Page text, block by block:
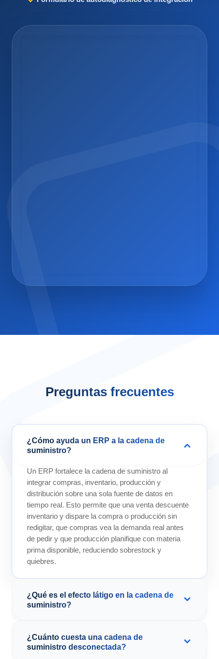
Preguntas frecuentes
¿Cómo ayuda un ERP a la cadena de
suministro?
Un ERP fortalece la cadena de suministro al
integrar compras, inventario, producción y
distribución sobre una sola fuente de datos en
tiempo real. Esto permite que una venta descuente
inventario y dispare la compra o producción sin
redigitar, que compras vea la demanda real antes
de pedir y que producción planifique con materia
prima disponible, reduciendo sobrestock y
quiebres.
¿Qué es el efecto látigo en la cadena de
suministro?
documentado por Lee, Padmanabhan y Whang
(MIT, 1997) según el cual un pequeño cambio en la
¿Cuánto cuesta una cadena de
suministro desconectada?